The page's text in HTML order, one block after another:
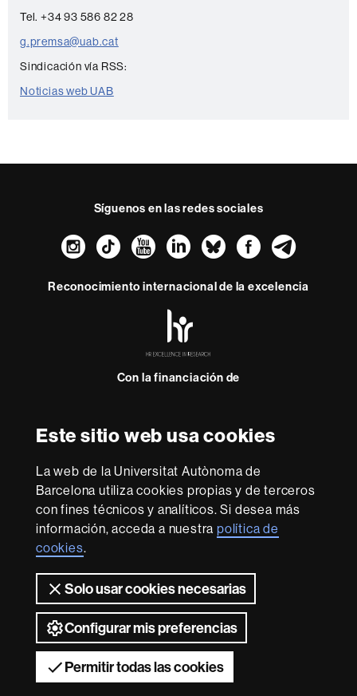
Este sitio web usa cookies
La web de la Universitat Autònoma de
Barcelona utiliza cookies propias y de terceros
con fines técnicos y analíticos. Si desea más
información, acceda a nuestrapolítica de
cookies.
Solo usar cookies necesarias
Configurar mis preferencias
Permitir todas las cookies
c
t
o
Tel. +34 93 586 82 28
g.premsa@uab.cat
Sindicación vía RSS:
Noticias web UAB
Síguenos en las redes sociales
Instagram
TikTokYouTube
LinkedIn
Bluesky
Reconocimiento internacional de la excelencia
-
Con la financiación de
Sobre
esta
web Aviso legal Protección de datos Sobre el
web Accesibilidad web Mapa del web UAB
Somos una universidad líder que imparte una docencia
de calidad y excelencia, diversificada, multidisciplinaria y
flexible, adecuada a las necesidades de la sociedad y
adaptada a los nuevos modelos de la Europa del
conocimiento. La UAB es reconocida internacionalmente
por la calidad y el carácter innovador de su investigación.
2026 Universitat Autònoma de Barcelona